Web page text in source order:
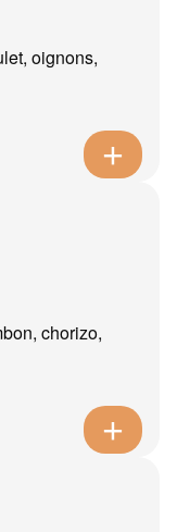
oignons,
chorizo,